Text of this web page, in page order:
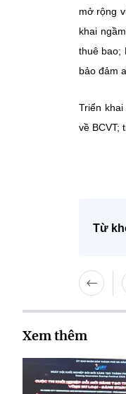
mở rộng
khai
thuê bao;
bảo đảm
Triển
về BCVT;
Từ
Xem thêm